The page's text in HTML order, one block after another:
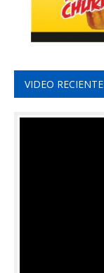
VIDEO RECIENTE